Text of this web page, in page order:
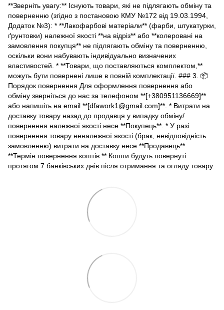
**Зверніть увагу:** Існують товари, які не підлягають обміну та
поверненню (згідно з постановою КМУ №172 від 19.03.1994,
Додаток №3): * **Лакофарбові матеріали** (фарби, штукатурки,
ґрунтовки) належної якості **на відріз** або **колеровані на
замовлення покупця** не підлягають обміну та поверненню,
оскільки вони набувають індивідуально визначених
властивостей. * **Товари, що поставляються комплектом,**
можуть бути повернені лише в повній комплектації. ### 3. 📦
Порядок повернення Для оформлення повернення або
обміну зверніться до нас за телефоном **[+380951136669]**
або напишіть на email **[dfawork1@gmail.com]**. * Витрати на
доставку товару назад до продавця у випадку обміну/
повернення належної якості несе **Покупець**. * У разі
повернення товару неналежної якості (брак, невідповідність
замовленню) витрати на доставку несе **Продавець**.
**Термін повернення коштів:** Кошти будуть повернуті
протягом 7 банківських днів після отримання та огляду товару.